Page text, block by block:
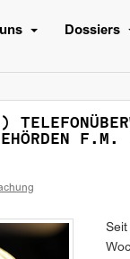
Dossiers
Seit